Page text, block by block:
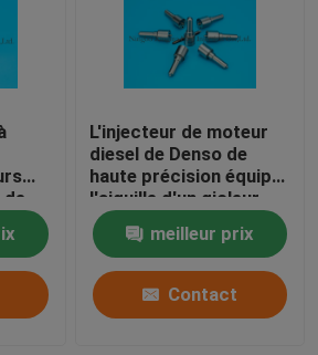
L'injecteur de moteur
diesel de Denso de
haute précision équipe
l'aiguille d'un gicleur
noire DLLA154P881,
0950006290 de
couleur
meilleur prix
Contact